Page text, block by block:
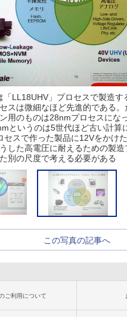
「LL18UHV」プロセスで製造す
スは微細なほど先進的である
用のものは28nmプロセスにな
というのは5世代ほど古い計算
セスで作った製品に12Vをかけ
した高電圧に耐えるための製
別の尺度で考える必要がある
この写真の記事へ
ご利用について